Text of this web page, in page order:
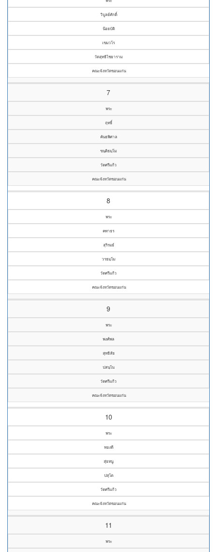
วิบูลย์ศักดิ์
น้อยบัติ
เขมวโร
วัดสุทธิไชยาราม
คณะจังหวัดขอนแก่น
7
พระ
ฤทธิ์
คันธพิศาล
ขนฺติธมฺโม
วัดศรีแก้ว
คณะจังหวัดขอนแก่น
8
พระ
คทาธร
สุริรมย์
วรธมฺโม
วัดศรีแก้ว
คณะจังหวัดขอนแก่น
9
พระ
พงศ์พล
สุทธิสัย
ปสนฺโน
วัดศรีแก้ว
คณะจังหวัดขอนแก่น
10
พระ
ทองดี
สุ่ยหนู
ปสุโต
วัดศรีแก้ว
คณะจังหวัดขอนแก่น
11
พระ